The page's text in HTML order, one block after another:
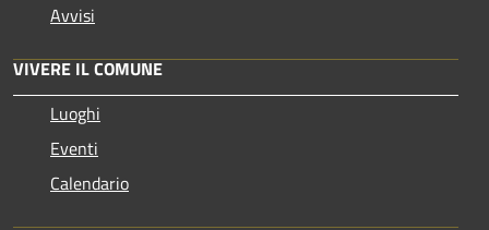
Avvisi
VIVERE IL COMUNE
Luoghi
Eventi
Calendario